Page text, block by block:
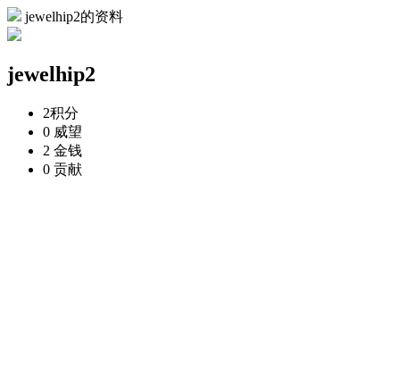
jewelhip2的资料
jewelhip2
2积分
0 威望
2 金钱
0 贡献